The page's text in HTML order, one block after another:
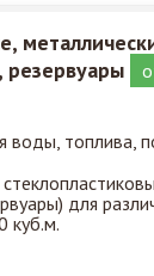
резервуары
для
куб.м.